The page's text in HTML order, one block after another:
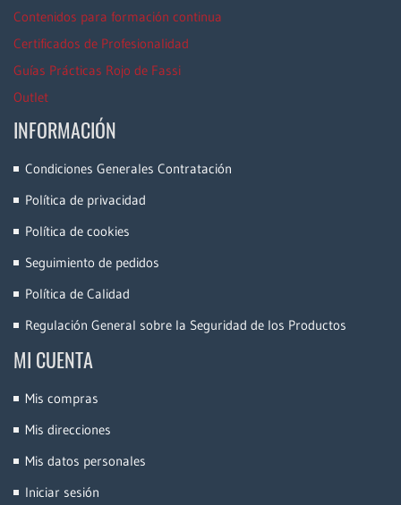
Contenidos para formación continua
Certificados de Profesionalidad
Guías Prácticas Rojo de Fassi
Outlet
INFORMACIÓN
Condiciones Generales Contratación
Política de privacidad
Política de cookies
Seguimiento de pedidos
Política de Calidad
Regulación General sobre la Seguridad de los Productos
MI CUENTA
Mis compras
Mis direcciones
Mis datos personales
Iniciar sesión